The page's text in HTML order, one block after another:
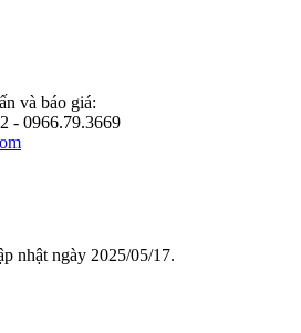
và báo giá:
- 0966.79.3669
nhật ngày 2025/05/17.